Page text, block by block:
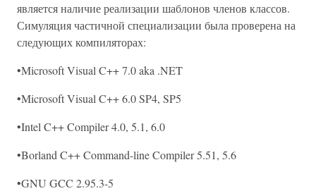
является наличие реализации шаблонов членов классов.
Симуляция частичной специализации была проверена на
следующих компиляторах:
•Microsoft Visual C++ 7.0 aka .NET
•Microsoft Visual C++ 6.0 SP4, SP5
•Intel C++ Compiler 4.0, 5.1, 6.0
•Borland C++ Command-line Compiler 5.51, 5.6
•GNU GCC 2.95.3-5